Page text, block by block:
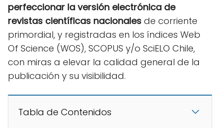
perfeccionar la versión electrónica de
revistas científicas nacionales de corriente
primordial, y registradas en los índices Web
Of Science (WOS), SCOPUS y/o SciELO Chile,
con miras a elevar la calidad general de la
publicación y su visibilidad.
Tabla de Contenidos